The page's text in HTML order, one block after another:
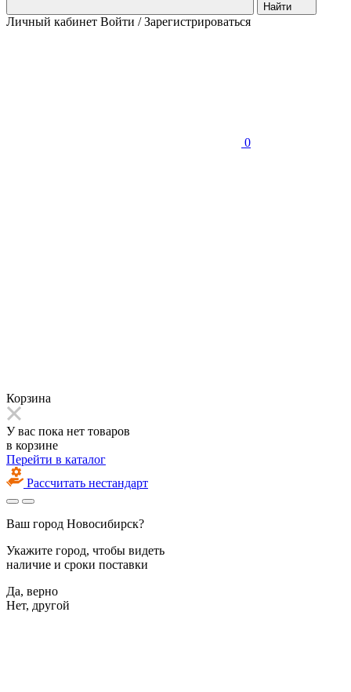
Найти
Личный кабинет Войти / Зарегистрироваться
0
Корзина
У вас пока нет товаров
в корзине
Перейти в каталог
Рассчитать нестандарт
Ваш город Новосибирск?
Укажите город, чтобы видеть
наличие и сроки поставки
Да, верно
Нет, другой